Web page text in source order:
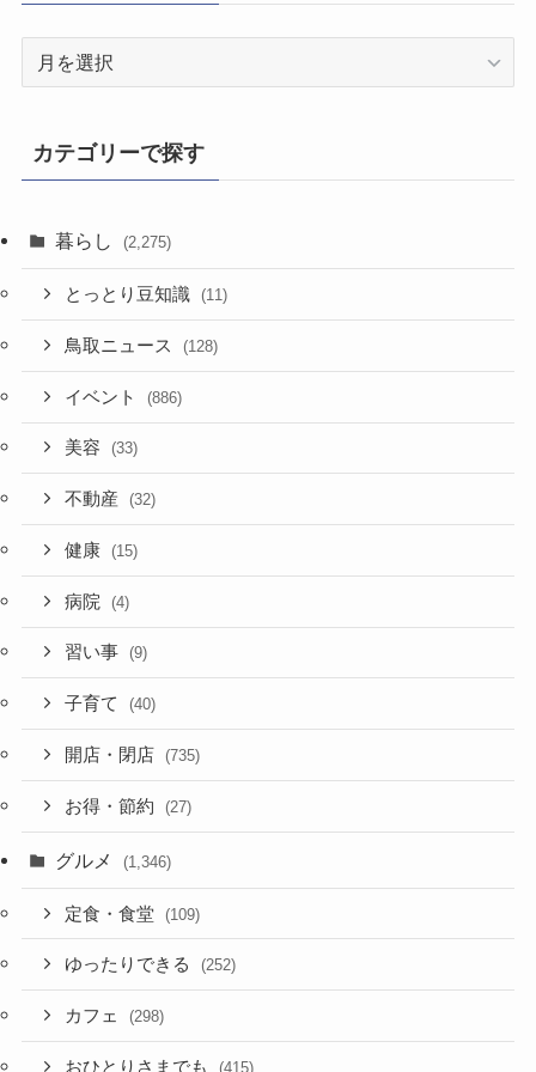
カテゴリーで探す
暮らし (2,275)
とっとり豆知識 (11)
鳥取ニュース (128)
イベント (886)
美容 (33)
不動産 (32)
健康 (15)
病院 (4)
習い事 (9)
子育て (40)
開店・閉店 (735)
お得・節約 (27)
グルメ (1,346)
定食・食堂 (109)
ゆったりできる (252)
カフェ (298)
おひとりさまでも (415)